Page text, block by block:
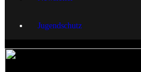
Jugendschutz